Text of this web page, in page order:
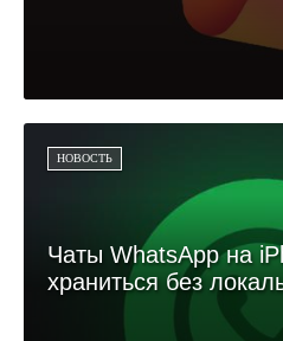
НОВОСТЬ
Чаты WhatsApp на
храниться без